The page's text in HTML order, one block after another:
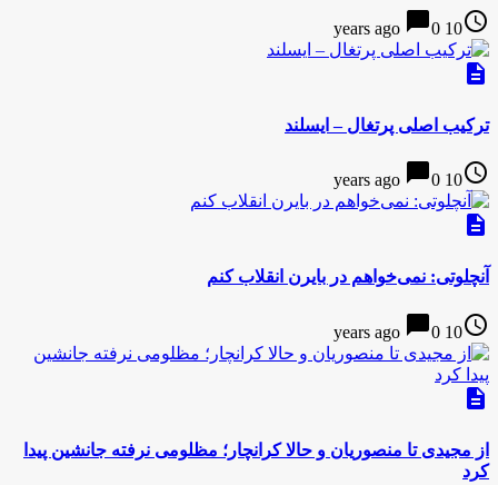
access_time
10 years ago
chat_bubble0
description
ترکیب اصلی پرتغال – ایسلند
access_time
10 years ago
chat_bubble0
description
آنچلوتی: نمی‌خواهم در بایرن انقلاب کنم
access_time
10 years ago
chat_bubble0
description
از مجیدی تا منصوریان و حالا کرانچار؛ مظلومی نرفته جانشین پیدا
کرد